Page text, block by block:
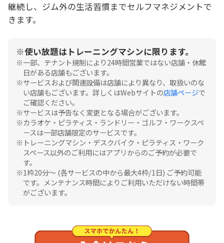
継続し、ジム外の生活習慣までセルフマネジメントで
きます。
使い放題はトレーニングマシンに限ります。
一部、テナント規制により24時間営業ではない店舗・休館
日がある店舗もございます。
サービスおよび関連設備は店舗により異なり、取扱いのな
い店舗もございます。詳しくはWebサイトの店舗ページで
ご確認ください。
サービスは予告なく変更となる場合がございます。
カラオケ・ピラティス・ランドリー・ゴルフ・ワークスペ
ースは一部店舗限定のサービスです。
トレーニングマシン・デスクバイク・ピラティス・ワーク
スペース以外のご利用にはアプリからのご予約が必要で
す。
1枠20分〜 (各サービスの中から最大4枠/1日) ご予約可能
です。メンテナンス時間によりご利用いただけない時間帯
がございます。